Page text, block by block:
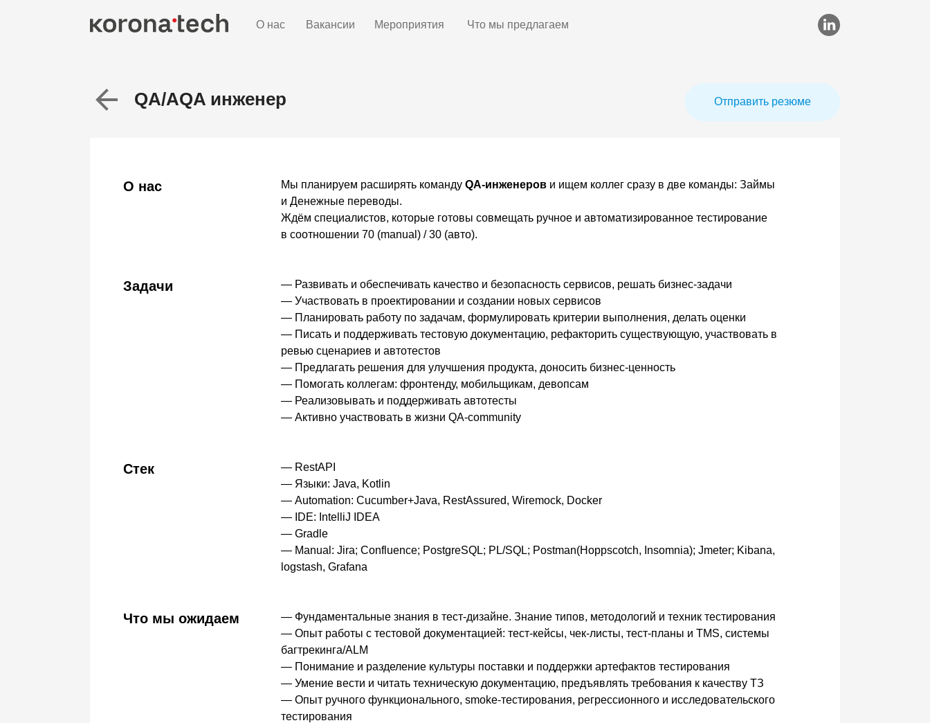
Что мы предлагаем
О нас Вакансии Мероприятия
QA/AQA инженер Отправить резюме
Мы планируем расширять команду QA-инженеров и ищем коллег сразу в две команды: Займы
и Денежные переводы.
Ждём специалистов, которые готовы совмещать ручное и автоматизированное тестирование
в соотношении 70 (manual) / 30 (авто).
О нас
— Развивать и обеспечивать качество и безопасность сервисов, решать бизнес-задачи
— Участвовать в проектировании и создании новых сервисов
— Планировать работу по задачам, формулировать критерии выполнения, делать оценки
— Писать и поддерживать тестовую документацию, рефакторить существующую, участвовать в
ревью сценариев и автотестов
— Предлагать решения для улучшения продукта, доносить бизнес-ценность
— Помогать коллегам: фронтенду, мобильщикам, девопсам
— Реализовывать и поддерживать автотесты
— Активно участвовать в жизни QA-community
Задачи
— RestAPI
— Языки: Java, Kotlin
— Automation: Cucumber+Java, RestAssured, Wiremock, Docker
— IDE: IntelliJ IDEA
— Gradle
— Manual: Jira; Confluence; PostgreSQL; PL/SQL; Postman(Hoppscotch, Insomnia); Jmeter; Kibana,
logstash, Grafana
Стек
— Фундаментальные знания в тест-дизайне. Знание типов, методологий и техник тестирования
— Опыт работы с тестовой документацией: тест-кейсы, чек-листы, тест-планы и TMS, системы
багтрекинга/ALM
— Понимание и разделение культуры поставки и поддержки артефактов тестирования
— Умение вести и читать техническую документацию, предъявлять требования к качеству ТЗ
— Опыт ручного функционального, smoke-тестирования, регрессионного и исследовательского
тестирования
Что мы ожидаем